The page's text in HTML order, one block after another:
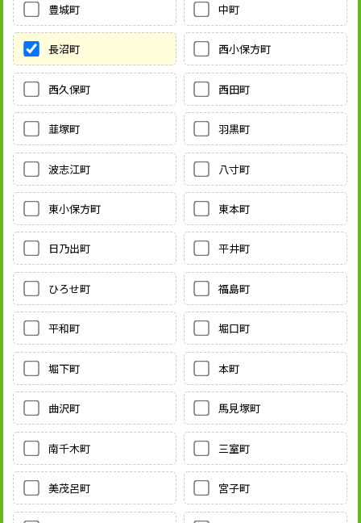
豊城町 中町
長沼町 西小保方町
西久保町 西田町
韮塚町 羽黒町
波志江町 八寸町
東小保方町 東本町
日乃出町 平井町
ひろせ町 福島町
平和町 堀口町
堀下町 本町
曲沢町 馬見塚町
南千木町 三室町
美茂呂町 宮子町